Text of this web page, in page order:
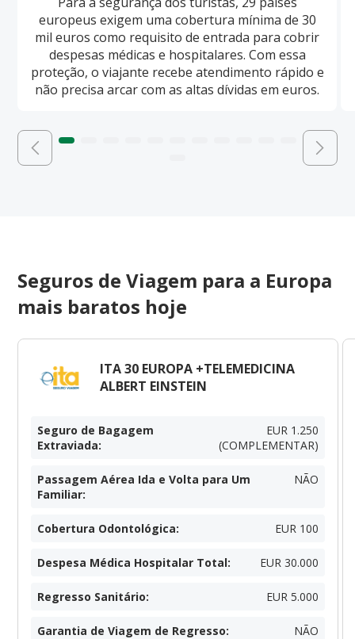
europeus exigem uma cobertura mínima de 30
mil euros como requisito de entrada para cobrir
despesas médicas e hospitalares. Com essa
proteção, o viajante recebe atendimento rápido e
não precisa arcar com as altas dívidas em euros.
Seguros de Viagem para a Europa
mais baratos hoje
ITA 30 EUROPA +TELEMEDICINA
ALBERT EINSTEIN
Seguro de Bagagem
Extraviada:
EUR 1.250
(COMPLEMENTAR)
Passagem Aérea Ida e Volta para Um
Familiar:
NÃO
Cobertura Odontológica: EUR 100
Despesa Médica Hospitalar Total: EUR 30.000
Regresso Sanitário: EUR 5.000
Garantia de Viagem de Regresso: NÃO